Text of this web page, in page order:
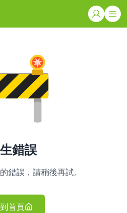
錯誤
錯誤，請稍後再試。
首頁